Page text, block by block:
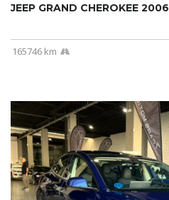
JEEP GRAND CHEROKEE 2006
165746 km